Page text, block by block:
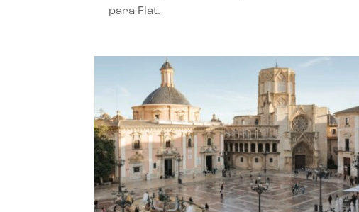
para Flat.